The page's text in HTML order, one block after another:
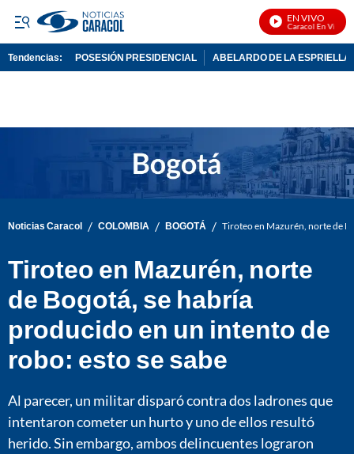
EN VIVO
Noticias Caracol En Vivo
Tendencias: POSESIÓN PRESIDENCIAL ABELARDO DE LA ESPRIELLA
Noticias Caracol / COLOMBIA / BOGOTÁ / Tiroteo en Mazurén, norte de
Tiroteo en Mazurén, norte
de Bogotá, se habría
producido en un intento de
robo: esto se sabe
Al parecer, un militar disparó contra dos ladrones que
intentaron cometer un hurto y uno de ellos resultó
herido. Sin embargo, ambos delincuentes lograron